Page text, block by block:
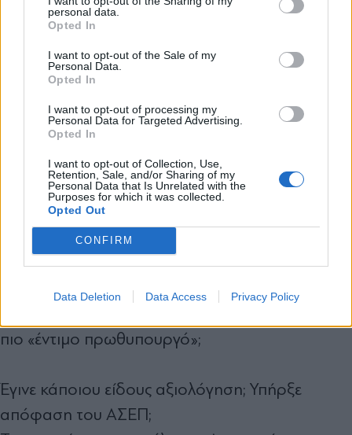
personal data.
Opted In
I want to opt-out of the Sale of my
Personal Data.
Opted In
I want to opt-out of processing my
Personal Data for Targeted Advertising.
Opted In
I want to opt-out of Collection, Use,
Retention, Sale, and/or Sharing of my
Personal Data that Is Unrelated with the
Purposes for which it was collected.
Opted Out
CONFIRM
Data Deletion Data Access Privacy Policy
μπορεί να είναι μεγάλο πολιτικό πλεονέκτημα,
προσπάθησε να το κτίσει πάνω στο πρόσωπό
του αυτή τη φορά:
«Είμαι ο εντιμότερος πρωθυπουργός της
Μεταπολίτευσης» είπε - δηλαδή, πιο έντιμος από
τους Κων/Καραμανλή, Γεώργιο Ράλλη, Ανδρέα
Παπανδρέου, Κων/νο Μητσοτάκη, Κώστα
Σημίτη, Κώστα Καραμανλή, Γιώργο
Παπανδρέου, Αντώνη Σαμαρά και φυσικά
Κυριάκο Μητσοτάκη, ο οποίος είναι και ο
τελικός στόχος φυσικά.
πιο «έντιμο πρωθυπουργό»;
Έγινε κάποιου είδους αξιολόγηση; Υπήρξε
απόφαση του ΑΣΕΠ;
Αποδέχομαι τους
και την πολιτική απορρήτου
X